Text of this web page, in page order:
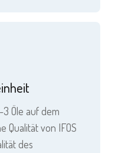
Öle auf dem
Qualität von IFOS
des